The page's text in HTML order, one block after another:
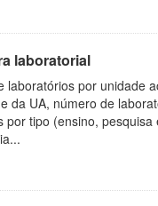
laboratorial
laboratórios por unidade
da UA, número de
por tipo (ensino, pesquisa